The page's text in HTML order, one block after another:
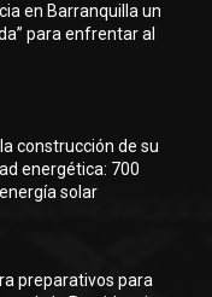
en Barranquilla un
para enfrentar al
construcción de su
energética: 700
solar
preparativos para